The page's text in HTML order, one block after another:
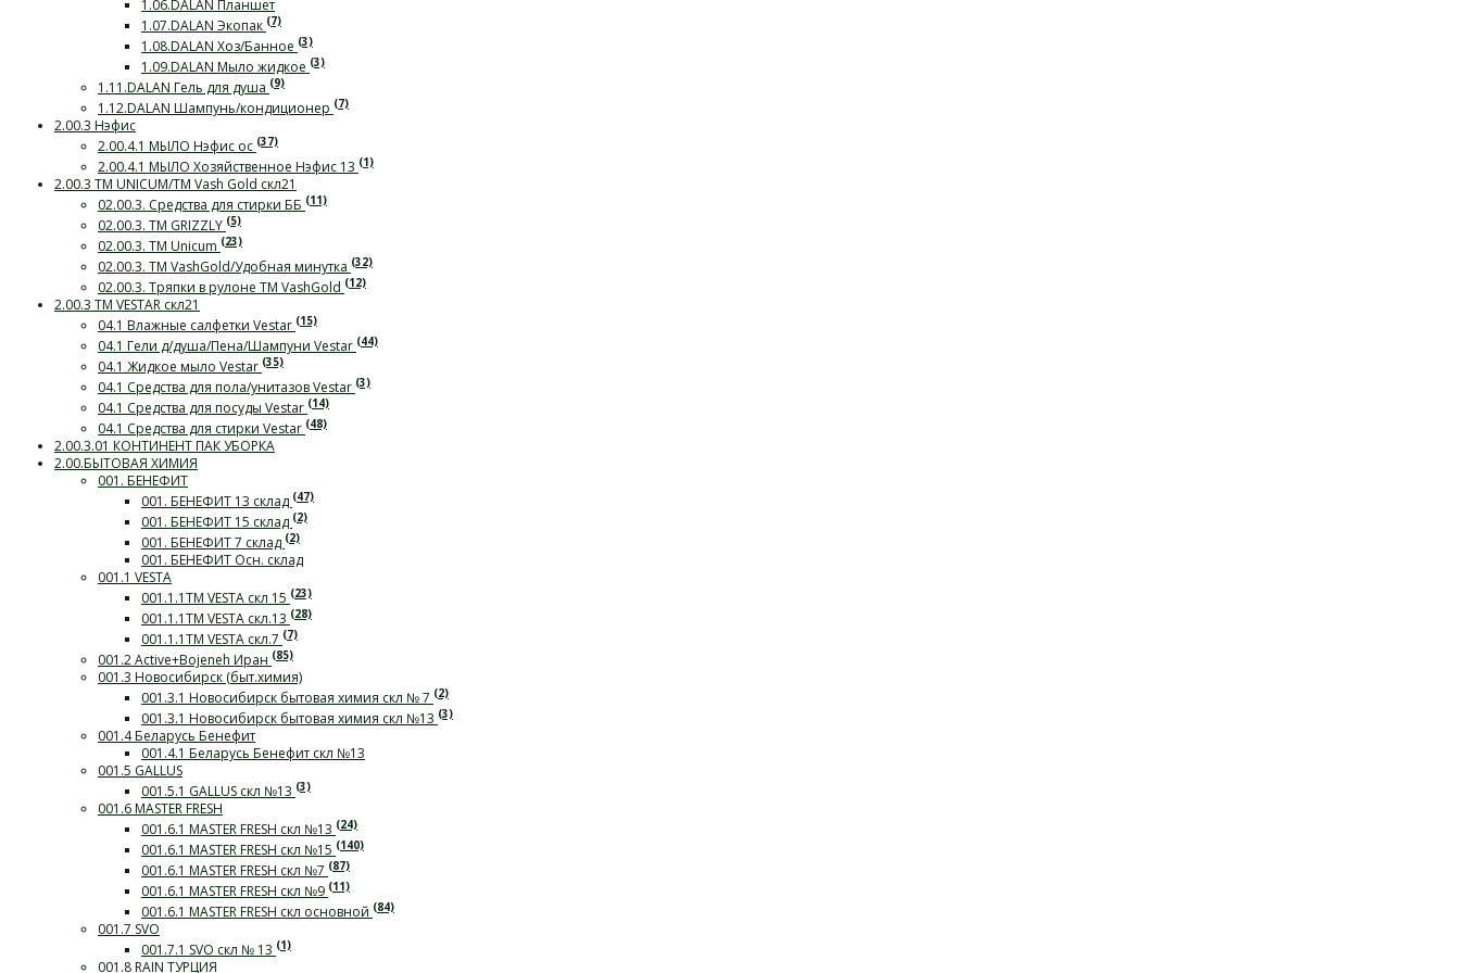
1.06.DALAN Планшет
1.07.DALAN Экопак (7)
1.08.DALAN Хоз/Банное (3)
1.09.DALAN Мыло жидкое (3)
1.11.DALAN Гель для душа (9)
1.12.DALAN Шампунь/кондиционер (7)
2.00.3 Нэфис
2.00.4.1 МЫЛО Нэфис ос (37)
2.00.4.1 МЫЛО Хозяйственное Нэфис 13 (1)
2.00.3 ТМ UNICUM/ТМ Vash Gold скл21
02.00.3. Средства для стирки ББ (11)
02.00.3. ТМ GRIZZLY (5)
02.00.3. ТМ Unicum (23)
02.00.3. ТМ VashGold/Удобная минутка (32)
02.00.3. Тряпки в рулоне ТМ VashGold (12)
2.00.3 ТМ VESTAR скл21
04.1 Влажные салфетки Vestar (15)
04.1 Гели д/душа/Пена/Шампуни Vestar (44)
04.1 Жидкое мыло Vestar (35)
04.1 Средства для пола/унитазов Vestar (3)
04.1 Средства для посуды Vestar (14)
04.1 Средства для стирки Vestar (48)
2.00.3.01 КОНТИНЕНТ ПАК УБОРКА
2.00.БЫТОВАЯ ХИМИЯ
001. БЕНЕФИТ
001. БЕНЕФИТ 13 склад (47)
001. БЕНЕФИТ 15 склад (2)
001. БЕНЕФИТ 7 склад (2)
001. БЕНЕФИТ Осн. склад
001.1 VESTA
001.1.1ТМ VESTA скл 15 (23)
001.1.1ТМ VESTA скл.13 (28)
001.1.1ТМ VESTA скл.7 (7)
001.2 Active+Bojeneh Иран (85)
001.3 Новосибирск (быт.химия)
001.3.1 Новосибирск бытовая химия скл № 7 (2)
001.3.1 Новосибирск бытовая химия скл №13 (3)
001.4 Беларусь Бенефит
001.4.1 Беларусь Бенефит скл №13
001.5 GALLUS
001.5.1 GALLUS скл №13 (3)
001.6 MASTER FRESH
001.6.1 MASTER FRESH скл №13 (24)
001.6.1 MASTER FRESH скл №15 (140)
001.6.1 MASTER FRESH скл №7 (87)
001.6.1 MASTER FRESH скл №9 (11)
001.6.1 MASTER FRESH скл основной (84)
001.7 SVO
001.7.1 SVO скл № 13 (1)
001.8 RAIN ТУРЦИЯ